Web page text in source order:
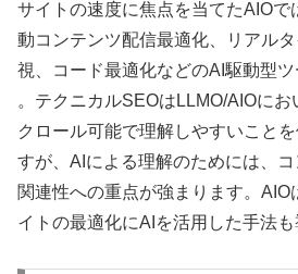
サイトの速度に焦点を当てたAIOで
動コンテンツ配信最適化、リアル
視、コード最適化などのAI駆動型
。テクニカルSEOはLLMO/AIOに
クロール可能で理解しやすいこと
すが、AIによる理解のためには、
関連性への重点が強まります。AIO
イトの最適化にAIを活用した手法も